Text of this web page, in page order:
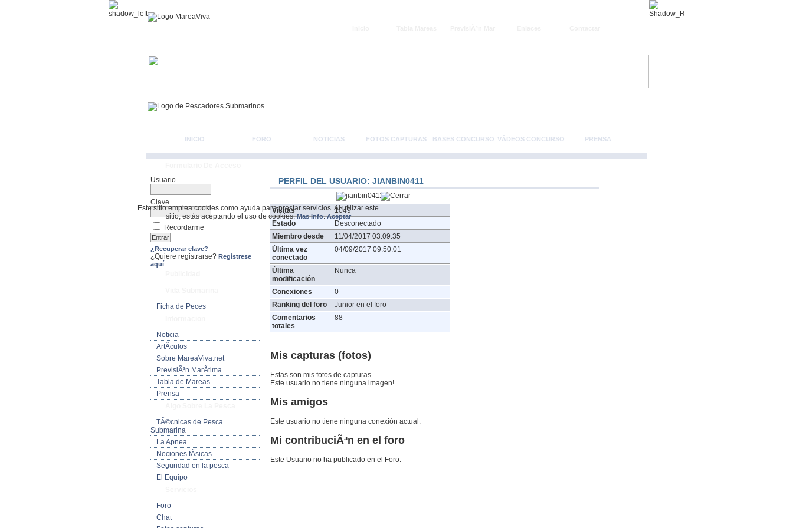
Este sitio emplea cookies como ayuda para prestar servicios. Al utilizar este
sitio, estás aceptando el uso de cookies.Mas Info.Aceptar
INICIO FORO NOTICIAS FOTOS CAPTURAS BASES CONCURSO VÃ­DEOS CONCURSO PRENSA
Usuario
Clave
Recordarme
¿Recuperar clave?
¿Quiere registrarse? Regístrese
aquí
Ficha de Peces
Noticia
ArtÃ­culos
Sobre MareaViva.net
PrevisiÃ³n MarÃ­tima
Tabla de Mareas
Prensa
TÃ©cnicas de Pesca
Submarina
La Apnea
Nociones fÃ­sicas
Seguridad en la pesca
El Equipo
Foro
Chat
PERFIL DEL USUARIO: JIANBIN0411
Visitas
1049
Estado
Desconectado
Miembro desde
11/04/2017 03:09:35
Última vez
conectado
04/09/2017 09:50:01
Última
modificación
Nunca
Conexiones
0
Ranking del foro
Junior en el foro
Comentarios
totales
88
Mis capturas (fotos)
Estas son mis fotos de capturas.
Este usuario no tiene ninguna imagen!
Mis amigos
Este usuario no tiene ninguna conexión actual.
Mi contribuciÃ³n en el foro
Este Usuario no ha publicado en el Foro.